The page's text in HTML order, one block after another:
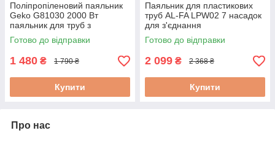
Поліпропіленовий паяльник
Geko G81030 2000 Вт
паяльник для труб з
насадками паяльник для
пластикових труб з кейсом
Готово до відправки
1 480 ₴ 1 790 ₴
Купити
Паяльник для пластикових
труб AL-FA LPW02 7 насадок
для з'єднання
поліпропіленових труб
Готово до відправки
2 099 ₴ 2 368 ₴
Купити
Про нас